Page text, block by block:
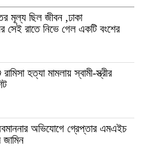
মূল্য ছিল জীবন ,ঢাকা
সেই রাতে নিভে গেল একটি বংশের
হত্যা মামলায় স্বামী-স্ত্রীর
অভিযোগে গ্রেপ্তার এমএইচ
জামিন